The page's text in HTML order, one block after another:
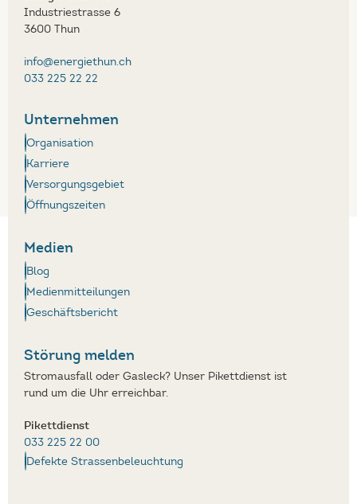
Industriestrasse 6
3600 Thun
info@energiethun.ch
033 225 22 22
Unternehmen
Organisation
Karriere
Versorgungsgebiet
Öffnungszeiten
Medien
Blog
Medienmitteilungen
Geschäftsbericht
Störung melden
Stromausfall oder Gasleck? Unser Pikettdienst ist
rund um die Uhr erreichbar.
Pikettdienst
033 225 22 00
Defekte Strassenbeleuchtung